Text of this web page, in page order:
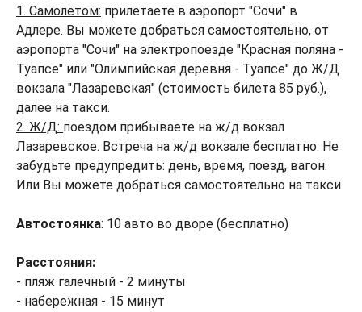
1. Самолетом: прилетаете в аэропорт "Сочи" в
Адлере. Вы можете добраться самостоятельно, от
аэропорта "Сочи" на электропоезде "Красная поляна -
Туапсе" или "Олимпийская деревня - Туапсе" до Ж/Д
вокзала "Лазаревская" (стоимость билета 85 руб.),
далее на такси.
2. Ж/Д: поездом прибываете на ж/д вокзал
Лазаревское. Встреча на ж/д вокзале бесплатно. Не
забудьте предупредить: день, время, поезд, вагон.
Или Вы можете добраться самостоятельно на такси
Автостоянка: 10 авто во дворе (бесплатно)
Расстояния:
- пляж галечный - 2 минуты
- набережная - 15 минут